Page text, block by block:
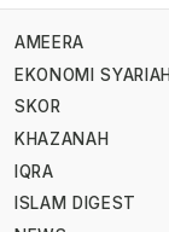
AMEERA
EKONOMI SYARIAH
SKOR
KHAZANAH
IQRA
ISLAM DIGEST